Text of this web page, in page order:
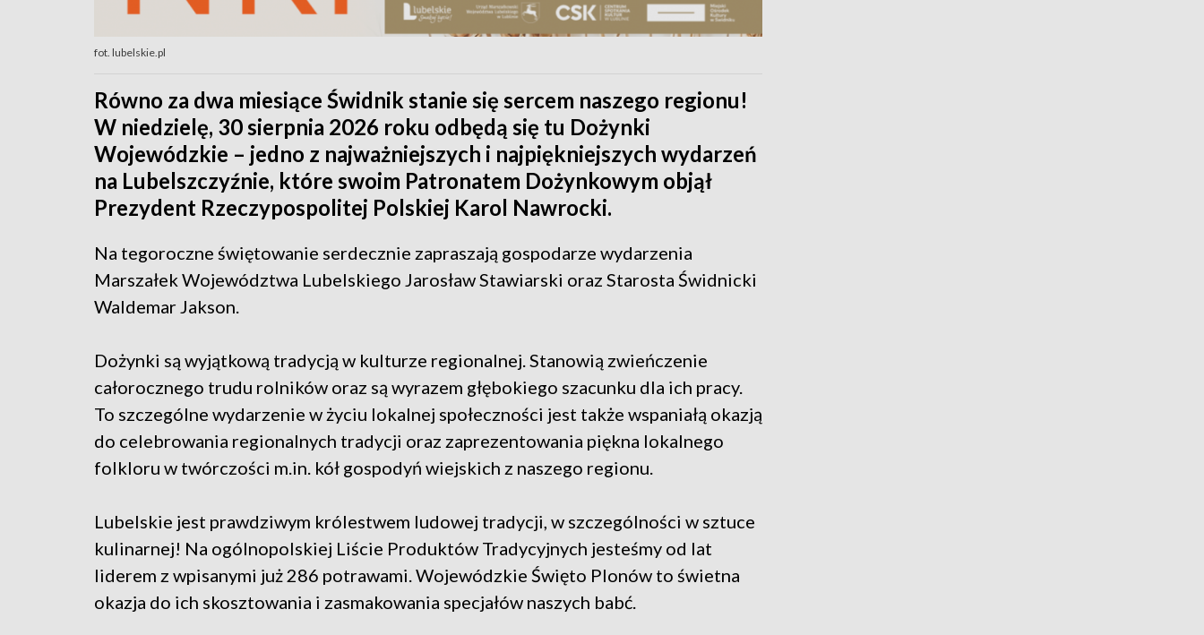
fot. lubelskie.pl
Równo za dwa miesiące Świdnik stanie się sercem naszego regionu!
W niedzielę, 30 sierpnia 2026 roku odbędą się tu Dożynki
Wojewódzkie – jedno z najważniejszych i najpiękniejszych wydarzeń
na Lubelszczyźnie, które swoim Patronatem Dożynkowym objął
Prezydent Rzeczypospolitej Polskiej Karol Nawrocki.
Na tegoroczne świętowanie serdecznie zapraszają gospodarze wydarzenia
Marszałek Województwa Lubelskiego Jarosław Stawiarski oraz Starosta Świdnicki
Waldemar Jakson.
Dożynki są wyjątkową tradycją w kulturze regionalnej. Stanowią zwieńczenie
całorocznego trudu rolników oraz są wyrazem głębokiego szacunku dla ich pracy.
To szczególne wydarzenie w życiu lokalnej społeczności jest także wspaniałą okazją
do celebrowania regionalnych tradycji oraz zaprezentowania piękna lokalnego
folkloru w twórczości m.in. kół gospodyń wiejskich z naszego regionu.
Lubelskie jest prawdziwym królestwem ludowej tradycji, w szczególności w sztuce
kulinarnej! Na ogólnopolskiej Liście Produktów Tradycyjnych jesteśmy od lat
liderem z wpisanymi już 286 potrawami. Wojewódzkie Święto Plonów to świetna
okazja do ich skosztowania i zasmakowania specjałów naszych babć.